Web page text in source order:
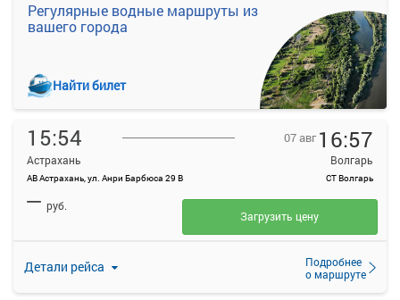
Регулярные водные маршруты из
вашего города
Найти билет
15:54
Астрахань
АВ Астрахань, ул. Анри Барбюса 29 В
07 авг 16:57
Волгарь
СТ Волгарь
Детали рейса
Подробнее
о маршруте
— руб.
Загрузить цену